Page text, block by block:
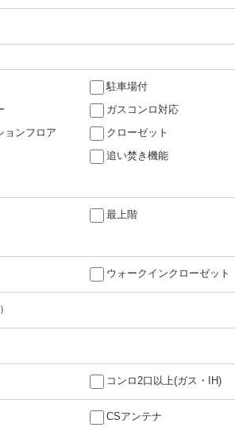
駐車場付
ガスコンロ対応
ョンフロア
クローゼット
追い焚き機能
最上階
ウォークインクローゼット
コンロ2口以上(ガス・IH)
CSアンテナ